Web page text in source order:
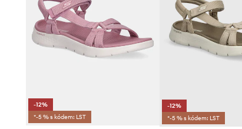
-12%
*-5 % s kódem: LST
-12%
*-5 % s kódem: LST